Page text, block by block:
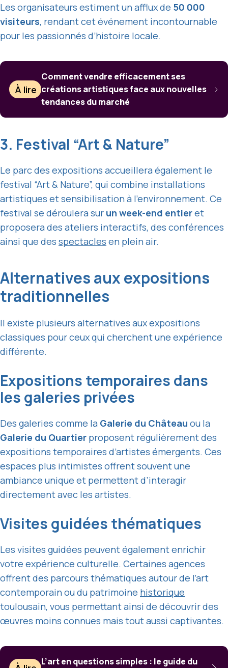
Les organisateurs estiment un afflux de 50 000
visiteurs, rendant cet événement incontournable
pour les passionnés d’histoire locale.
À lire
Comment vendre efficacement ses
créations artistiques face aux nouvelles
tendances du marché
3. Festival “Art & Nature”
Le parc des expositions accueillera également le
festival “Art & Nature”, qui combine installations
artistiques et sensibilisation à l’environnement. Ce
festival se déroulera sur un week-end entieret
proposera des ateliers interactifs, des conférences
ainsi que des spectacles en plein air.
Alternatives aux expositions
traditionnelles
Il existe plusieurs alternatives aux expositions
classiques pour ceux qui cherchent une expérience
différente.
Expositions temporaires dans
les galeries privées
Des galeries comme la Galerie du Château ou la
Galerie du Quartier proposent régulièrement des
expositions temporaires d’artistes émergents. Ces
espaces plus intimistes offrent souvent une
ambiance unique et permettent d’interagir
directement avec les artistes.
Visites guidées thématiques
Les visites guidées peuvent également enrichir
votre expérience culturelle. Certaines agences
offrent des parcours thématiques autour de l’art
contemporain ou du patrimoine historique
toulousain, vous permettant ainsi de découvrir des
œuvres moins connues mais tout aussi captivantes.
L’art en questions simples : le guide du